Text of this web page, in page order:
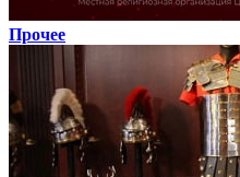
Прочее